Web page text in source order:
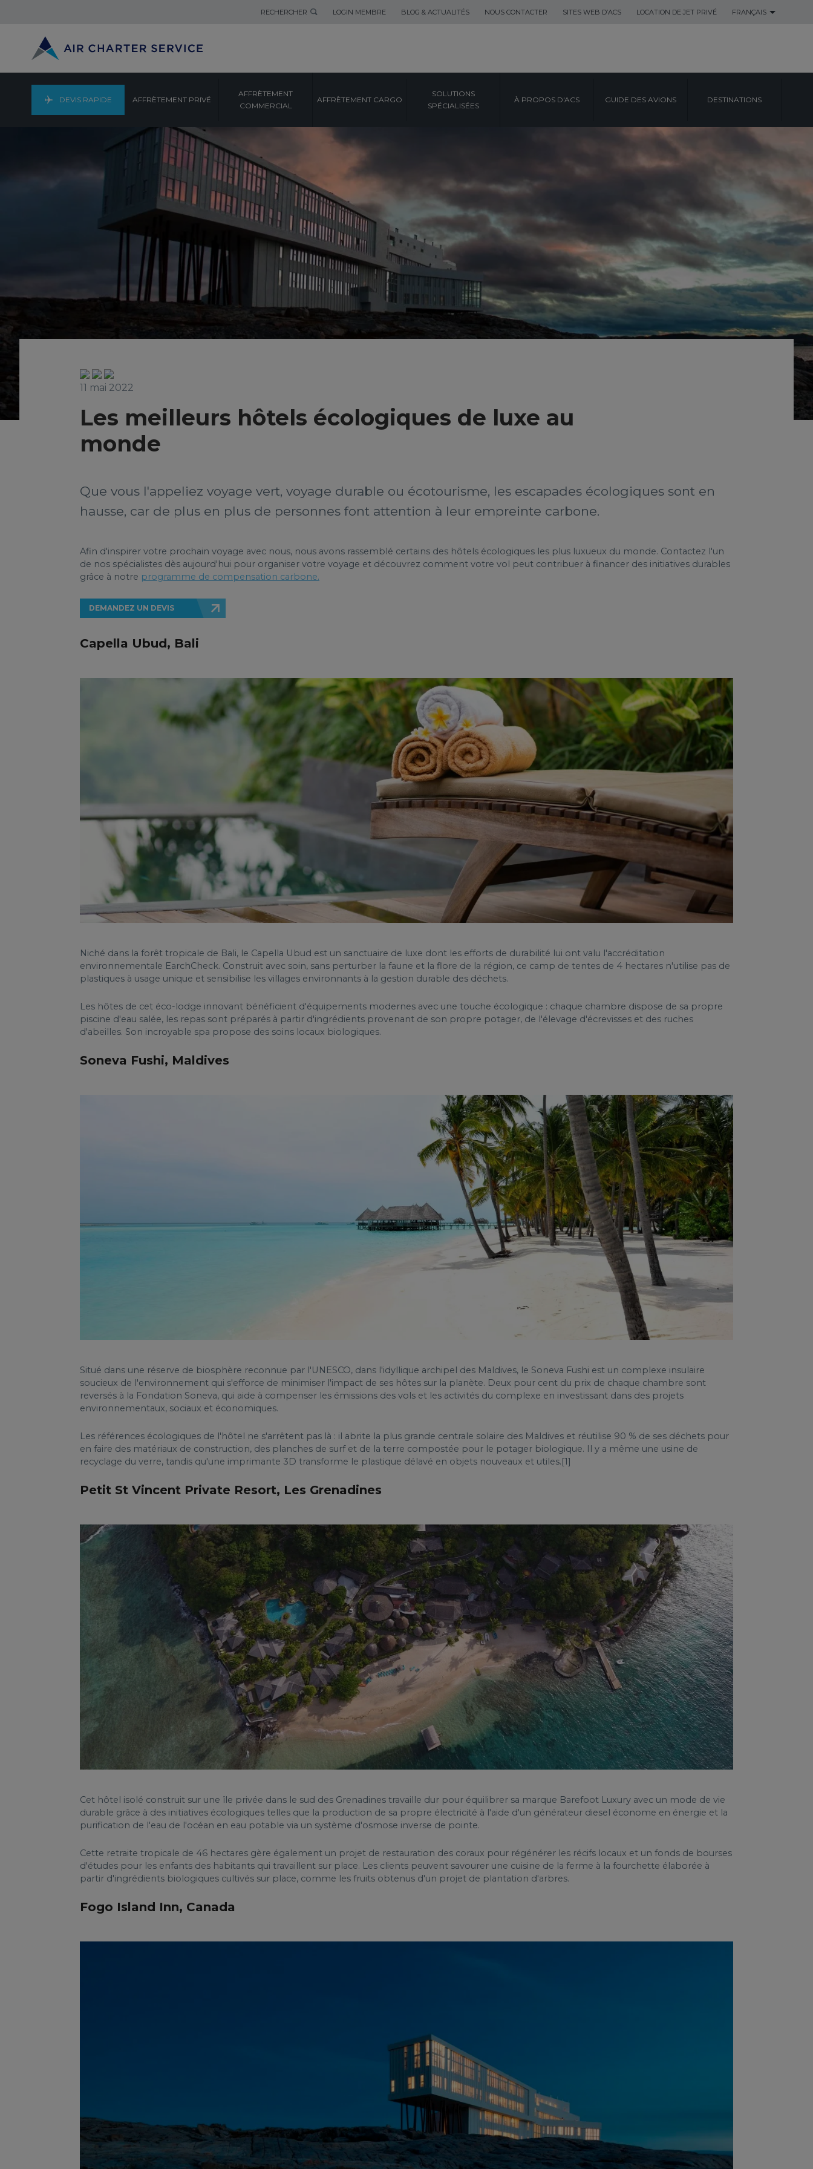
RECHERCHER LOGIN MEMBRE BLOG & ACTUALITÉS NOUS CONTACTER SITES WEB D’ACS LOCATION DE JET PRIVÉ FRANÇAIS
DEVIS RAPIDE AFFRÈTEMENT PRIVÉ
AFFRÈTEMENT
COMMERCIAL
AFFRÈTEMENT CARGO
SOLUTIONS
SPÉCIALISÉES
À PROPOS D'ACS GUIDE DES AVIONS DESTINATIONS
11 mai 2022
Les meilleurs hôtels écologiques de luxe au
monde
Que vous l'appeliez voyage vert, voyage durable ou écotourisme, les escapades écologiques sont en
hausse, car de plus en plus de personnes font attention à leur empreinte carbone.
Afin d'inspirer votre prochain voyage avec nous, nous avons rassemblé certains des hôtels écologiques les plus luxueux du monde. Contactez l'un
de nos spécialistes dès aujourd'hui pour organiser votre voyage et découvrez comment votre vol peut contribuer à financer des initiatives durables
grâce à notre programme de compensation carbone.
DEMANDEZ UN DEVIS
Capella Ubud, Bali
Niché dans la forêt tropicale de Bali, le Capella Ubud est un sanctuaire de luxe dont les efforts de durabilité lui ont valu l'accréditation
environnementale EarchCheck. Construit avec soin, sans perturber la faune et la flore de la région, ce camp de tentes de 4 hectares n'utilise pas de
plastiques à usage unique et sensibilise les villages environnants à la gestion durable des déchets.
Les hôtes de cet éco-lodge innovant bénéficient d'équipements modernes avec une touche écologique : chaque chambre dispose de sa propre
piscine d'eau salée, les repas sont préparés à partir d'ingrédients provenant de son propre potager, de l'élevage d'écrevisses et des ruches
d'abeilles. Son incroyable spa propose des soins locaux biologiques.
Soneva Fushi, Maldives
Situé dans une réserve de biosphère reconnue par l'UNESCO, dans l'idyllique archipel des Maldives, le Soneva Fushi est un complexe insulaire
soucieux de l'environnement qui s'efforce de minimiser l'impact de ses hôtes sur la planète. Deux pour cent du prix de chaque chambre sont
reversés à la Fondation Soneva, qui aide à compenser les émissions des vols et les activités du complexe en investissant dans des projets
environnementaux, sociaux et économiques.
Les références écologiques de l'hôtel ne s'arrêtent pas là : il abrite la plus grande centrale solaire des Maldives et réutilise 90 % de ses déchets pour
en faire des matériaux de construction, des planches de surf et de la terre compostée pour le potager biologique. Il y a même une usine de
recyclage du verre, tandis qu'une imprimante 3D transforme le plastique délavé en objets nouveaux et utiles.[1]
Petit St Vincent Private Resort, Les Grenadines
Cet hôtel isolé construit sur une île privée dans le sud des Grenadines travaille dur pour équilibrer sa marque Barefoot Luxury avec un mode de vie
durable grâce à des initiatives écologiques telles que la production de sa propre électricité à l'aide d'un générateur diesel économe en énergie et la
purification de l'eau de l'océan en eau potable via un système d'osmose inverse de pointe.
Cette retraite tropicale de 46 hectares gère également un projet de restauration des coraux pour régénérer les récifs locaux et un fonds de bourses
d'études pour les enfants des habitants qui travaillent sur place. Les clients peuvent savourer une cuisine de la ferme à la fourchette élaborée à
partir d'ingrédients biologiques cultivés sur place, comme les fruits obtenus d'un projet de plantation d'arbres.
Fogo Island Inn, Canada